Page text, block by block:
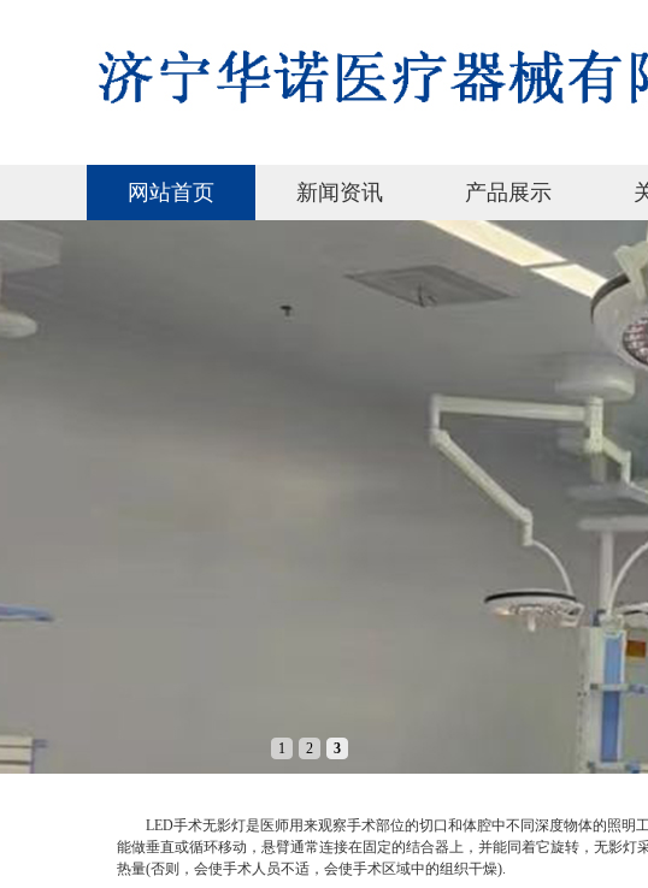
网站首页 新闻资讯 产品展示
1 2 3
LED手术无影灯是医师用来观察手术部位的切口和体腔中不同深度物体的照明
能做垂直或循环移动，悬臂通常连接在固定的结合器上，并能同着它旋转，无影
热量(否则，会使手术人员不适，会使手术区域中的组织干燥).